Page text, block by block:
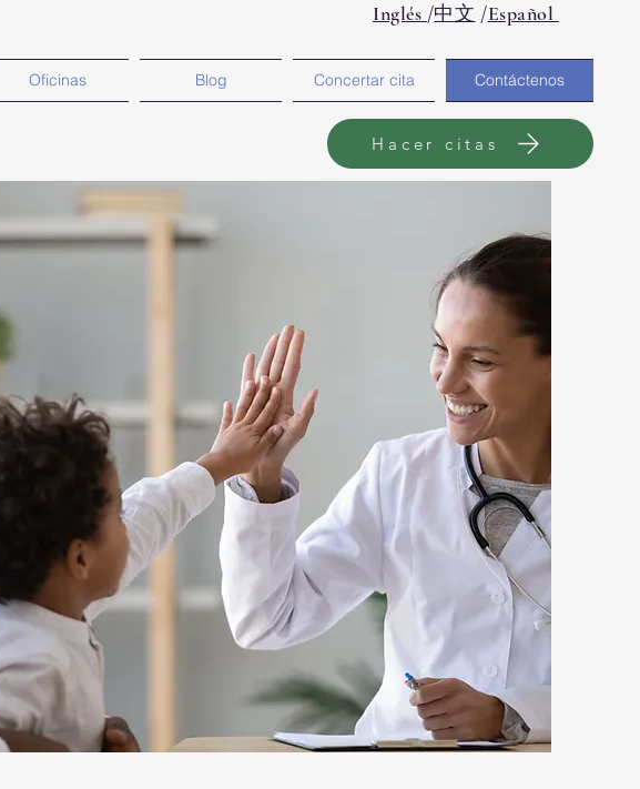
Inglés /中文 /Español
Oficinas Blog Concertar cita Contáctenos
Hacer citas